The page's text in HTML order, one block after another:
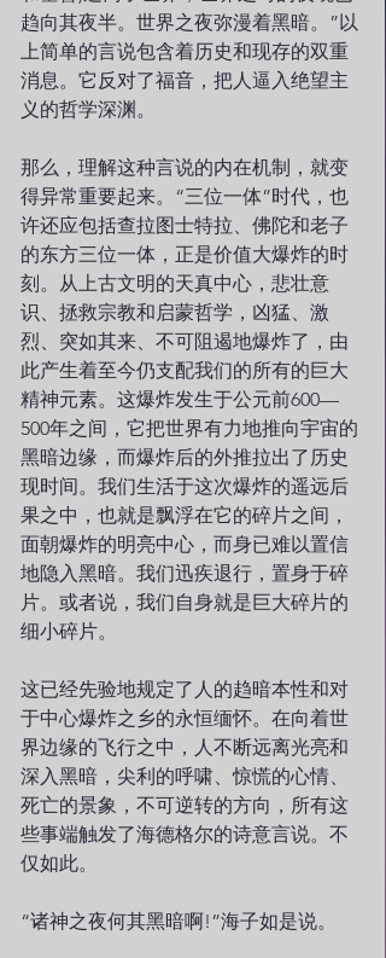
趋向其夜半。世界之夜弥漫着黑暗。”以
上简单的言说包含着历史和现存的双重
消息。它反对了福音，把人逼入绝望主
义的哲学深渊。
那么，理解这种言说的内在机制，就变
得异常重要起来。“三位一体”时代，也
许还应包括查拉图士特拉、佛陀和老子
的东方三位一体，正是价值大爆炸的时
刻。从上古文明的天真中心，悲壮意
识、拯救宗教和启蒙哲学，凶猛、激
烈、突如其来、不可阻遏地爆炸了，由
此产生着至今仍支配我们的所有的巨大
精神元素。这爆炸发生于公元前600—
500年之间，它把世界有力地推向宇宙的
黑暗边缘，而爆炸后的外推拉出了历史
现时间。我们生活于这次爆炸的遥远后
果之中，也就是飘浮在它的碎片之间，
面朝爆炸的明亮中心，而身已难以置信
地隐入黑暗。我们迅疾退行，置身于碎
片。或者说，我们自身就是巨大碎片的
细小碎片。
这已经先验地规定了人的趋暗本性和对
于中心爆炸之乡的永恒缅怀。在向着世
界边缘的飞行之中，人不断远离光亮和
深入黑暗，尖利的呼啸、惊慌的心情、
死亡的景象，不可逆转的方向，所有这
些事端触发了海德格尔的诗意言说。不
仅如此。
“诸神之夜何其黑暗啊!”海子如是说。